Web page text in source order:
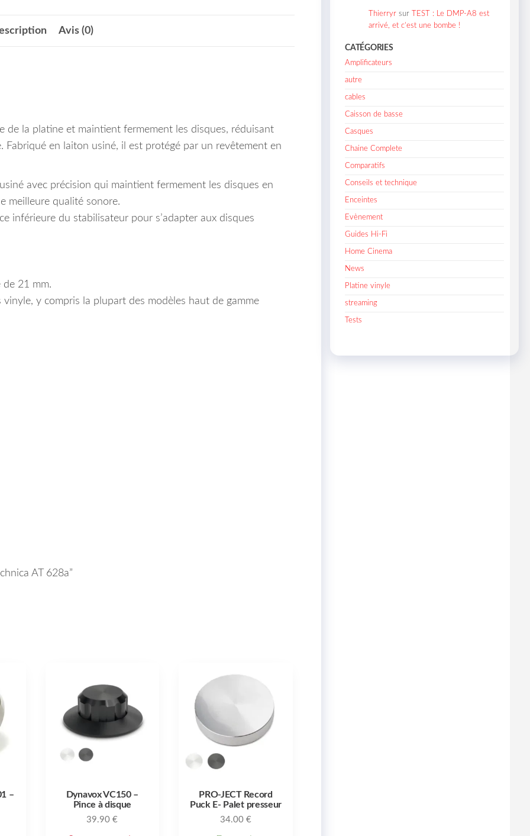
Avis (0)
de la platine et maintient fermement les disques, réduisant
Fabriqué en laiton usiné, il est protégé par un revêtement en
avec précision qui maintient fermement les disques en
meilleure qualité sonore.
inférieure du stabilisateur pour s’adapter aux disques
de 21 mm.
y compris la plupart des modèles haut de gamme
AT 628a”
–
Dynavox VC150 –
Pince à disque
39.90€
PRO-JECT Record
Puck E- Palet presseur
34.00 €
Thierryr sur
TEST : Le DMP-A8 est
arrivé, et c’est une bombe !
CATÉGORIES
Amplificateurs
autre
cables
Caisson de basse
Casques
Chaine Complete
Comparatifs
Conseils et technique
Enceintes
Evènement
Guides Hi-Fi
Home Cinema
News
Platine vinyle
streaming
Tests